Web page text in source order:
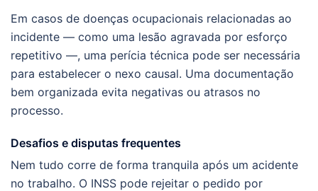
Em casos de doenças ocupacionais relacionadas ao
incidente — como uma lesão agravada por esforço
repetitivo —, uma perícia técnica pode ser necessária
para estabelecer o nexo causal. Uma documentação
bem organizada evita negativas ou atrasos no
processo.
Desafios e disputas frequentes
Nem tudo corre de forma tranquila após um acidente
no trabalho. O INSS pode rejeitar o pedido por